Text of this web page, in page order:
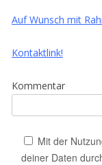
Auf Wunsch mit
Kontaktlink!
Kommentar
Mit der
deiner Daten